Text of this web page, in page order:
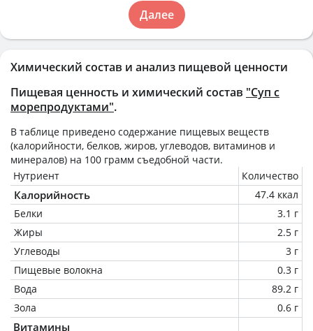
Химический состав и анализ пищевой ценности
Пищевая ценность и химический состав "Суп с
морепродуктами".
В таблице приведено содержание пищевых веществ
(калорийности, белков, жиров, углеводов, витаминов и
минералов) на 100 грамм съедобной части.
Нутриент
Количество
Калорийность
47.4 ккал
Белки
3.1 г
Жиры
2.5 г
Углеводы
3 г
Пищевые волокна
0.3 г
Вода
89.2 г
Зола
0.6 г
Витамины
Далее